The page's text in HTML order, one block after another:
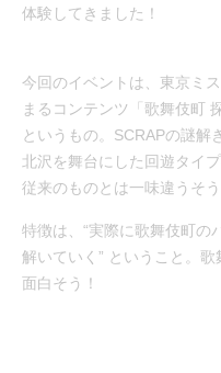
体験してきました！
今回のイベントは、東京ミ
まるコンテンツ「歌舞伎町
というもの。SCRAPの謎解
北沢を舞台にした回遊タイ
従来のものとは一味違うそう
特徴は、“実際に歌舞伎町の
解いていく” ということ。歌
面白そう！